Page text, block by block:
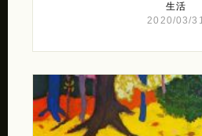
生活
2020/03/31